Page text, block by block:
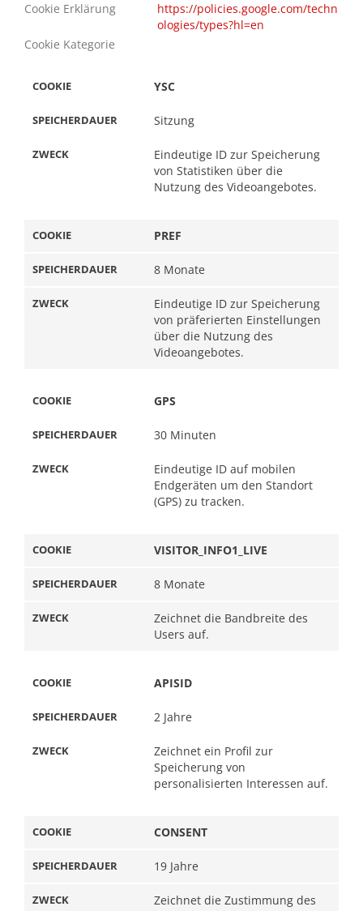
Cookie Erklärung
https://policies.google.com/techn
ologies/types?hl=en
Cookie Kategorie
YSC
Sitzung
Eindeutige ID zur Speicherung
von Statistiken über die
Nutzung des Videoangebotes.
PREF
8 Monate
Eindeutige ID zur Speicherung
von präferierten Einstellungen
über die Nutzung des
Videoangebotes.
GPS
30 Minuten
Eindeutige ID auf mobilen
Endgeräten um den Standort
(GPS) zu tracken.
VISITOR_INFO1_LIVE
8 Monate
Zeichnet die Bandbreite des
Users auf.
APISID
2 Jahre
Zeichnet ein Profil zur
Speicherung von
personalisierten Interessen auf.
CONSENT
19 Jahre
Zeichnet die Zustimmung des